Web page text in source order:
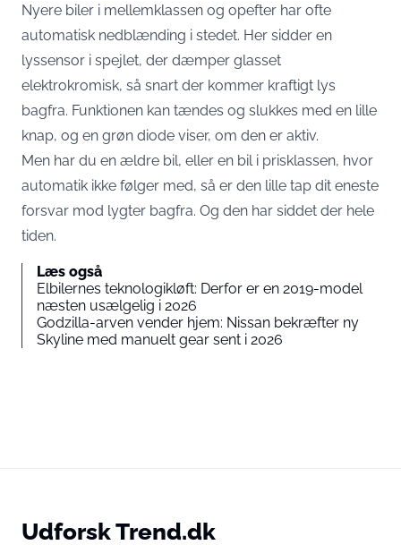
Nyere biler i mellemklassen og opefter har ofte
automatisk nedblænding i stedet. Her sidder en
lyssensor i spejlet, der dæmper glasset
elektrokromisk, så snart der kommer kraftigt lys
bagfra. Funktionen kan tændes og slukkes med en lille
knap, og en grøn diode viser, om den er aktiv.
Men har du en ældre bil, eller en bil i prisklassen, hvor
automatik ikke følger med, så er den lille tap dit eneste
forsvar mod lygter bagfra. Og den har siddet der hele
tiden.
Læs også
Elbilernes teknologikløft: Derfor er en 2019-model
næsten usælgelig i 2026
Godzilla-arven vender hjem: Nissan bekræfter ny
Skyline med manuelt gear sent i 2026
Udforsk Trend.dk